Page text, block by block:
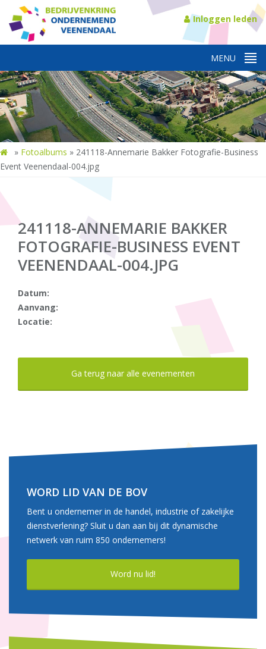
Inloggen leden
» Fotoalbums » 241118-Annemarie Bakker Fotografie-Business
Event Veenendaal-004.jpg
241118-ANNEMARIE BAKKER
FOTOGRAFIE-BUSINESS EVENT
VEENENDAAL-004.JPG
Datum:
Aanvang:
Locatie:
Ga terug naar alle evenementen
WORD LID VAN DE BOV
Bent u ondernemer in de handel, industrie of zakelijke
dienstverlening? Sluit u dan aan bij dit dynamische
netwerk van ruim 850 ondernemers!
Word nu lid!